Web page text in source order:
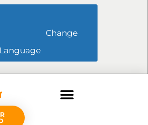
Language